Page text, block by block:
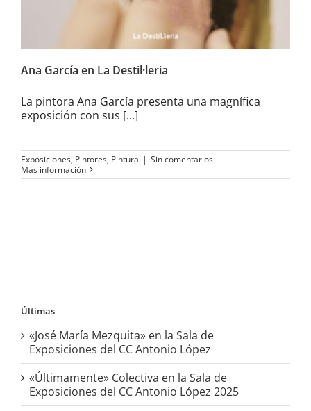
Ana García en La Destil·leria
La pintora Ana García presenta una magnífica
exposición con sus [...]
Exposiciones, Pintores, Pintura | Sin comentarios
Más información
Últimas
«José María Mezquita» en la Sala de
Exposiciones del CC Antonio López
«Últimamente» Colectiva en la Sala de
Exposiciones del CC Antonio López 2025